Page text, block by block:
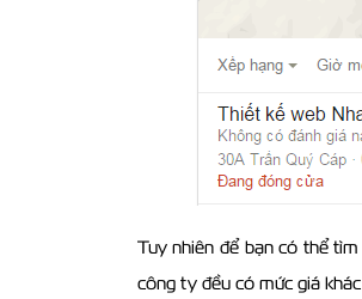
Tuy nhiên để bạn có thể
công ty đều có mức giá